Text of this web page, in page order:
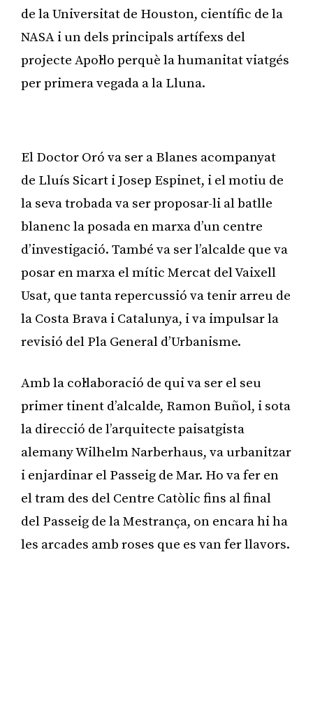
de la Universitat de Houston, científic de la
NASA i un dels principals artífexs del
projecte Apol·lo perquè la humanitat viatgés
per primera vegada a la Lluna.
El Doctor Oró va ser a Blanes acompanyat
de Lluís Sicart i Josep Espinet, i el motiu de
la seva trobada va ser proposar-li al batlle
blanenc la posada en marxa d’un centre
d’investigació. També va ser l’alcalde que va
posar en marxa el mític Mercat del Vaixell
Usat, que tanta repercussió va tenir arreu de
la Costa Brava i Catalunya, i va impulsar la
revisió del Pla General d’Urbanisme.
Amb la col·laboració de qui va ser el seu
primer tinent d’alcalde, Ramon Buñol, i sota
la direcció de l’arquitecte paisatgista
alemany Wilhelm Narberhaus, va urbanitzar
i enjardinar el Passeig de Mar. Ho va fer en
el tram des del Centre Catòlic fins al final
del Passeig de la Mestrança, on encara hi ha
les arcades amb roses que es van fer llavors.